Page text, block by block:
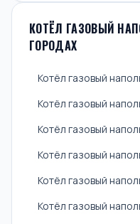
КОТЁЛ ГАЗОВЫЙ
ГОРОДАХ
Котёл газовый
Котёл газовый
Котёл газовый
Котёл газовый
Котёл газовый
Котёл газовый